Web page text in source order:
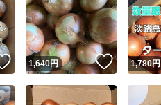
いいね！
1,640円 いいね！
1,780円